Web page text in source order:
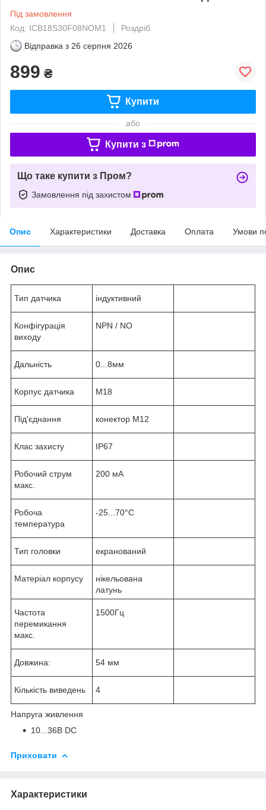
Під замовлення
Код: ICB18S30F08NOM1
Роздріб
Відправка з 26 серпня 2026
899 ₴
Купити
або
Купити з
Що таке купити з Пром?
Замовлення під захистом
Опис Характеристики Доставка Оплата Умови
Опис
Тип датчика індуктивний
Конфігурація
виходу
NPN / NO
Дальність 0...8мм
Корпус датчика М18
Під'єднання конектор M12
Клас захисту IP67
Робочий струм
макс.
200 мА
Робоча
температура
-25...70°C
Тип головки екранований
Матеріал корпусу
нікельована
латунь
Частота
перемикання
макс.
1500Гц
Довжина: 54 мм
Кількість виведень 4
Напруга живлення
10...36В DC
Приховати
Характеристики